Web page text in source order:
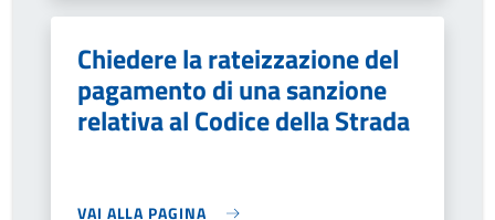
Chiedere la rateizzazione del
pagamento di una sanzione
relativa al Codice della Strada
VAI ALLA PAGINA